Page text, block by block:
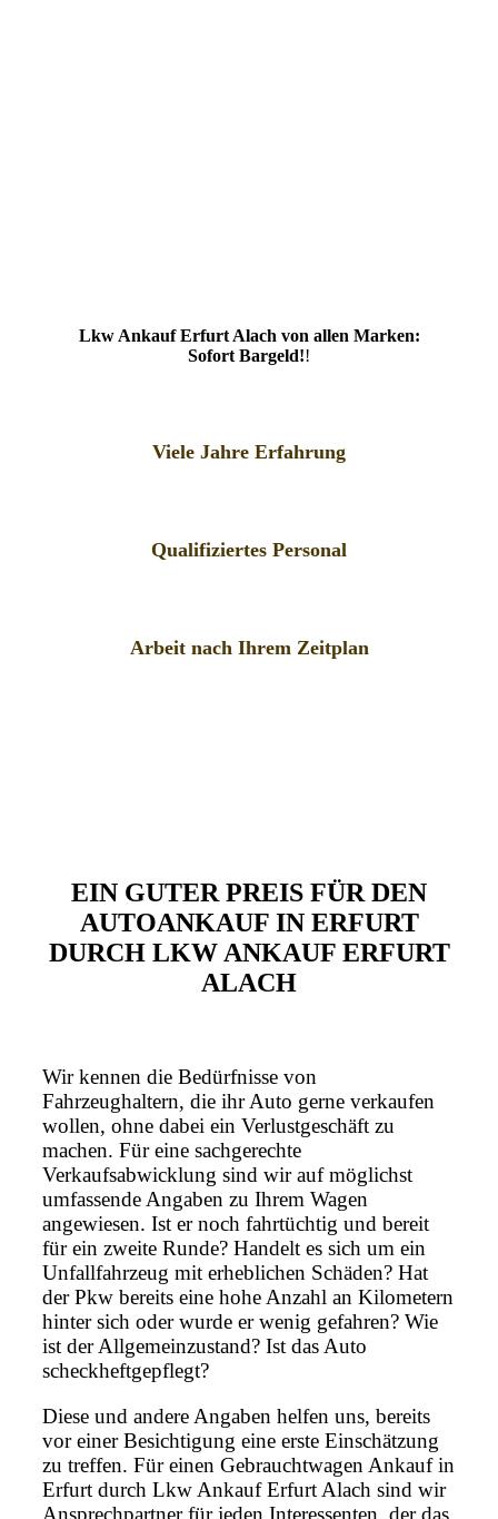
Lkw Ankauf Erfurt Alach von allen Marken:
Sofort Bargeld!!
Viele Jahre Erfahrung
Qualifiziertes Personal
Arbeit nach Ihrem Zeitplan
EIN GUTER PREIS FÜR DEN
AUTOANKAUF IN ERFURT
DURCH LKW ANKAUF ERFURT
ALACH
Wir kennen die Bedürfnisse von
Fahrzeughaltern, die ihr Auto gerne verkaufen
wollen, ohne dabei ein Verlustgeschäft zu
machen. Für eine sachgerechte
Verkaufsabwicklung sind wir auf möglichst
umfassende Angaben zu Ihrem Wagen
angewiesen. Ist er noch fahrtüchtig und bereit
für ein zweite Runde? Handelt es sich um ein
Unfallfahrzeug mit erheblichen Schäden? Hat
der Pkw bereits eine hohe Anzahl an Kilometern
hinter sich oder wurde er wenig gefahren? Wie
ist der Allgemeinzustand? Ist das Auto
scheckheftgepflegt?
Diese und andere Angaben helfen uns, bereits
vor einer Besichtigung eine erste Einschätzung
zu treffen. Für einen Gebrauchtwagen Ankauf in
Erfurt durch Lkw Ankauf Erfurt Alach sind wir
Ansprechpartner für jeden Interessenten, der das